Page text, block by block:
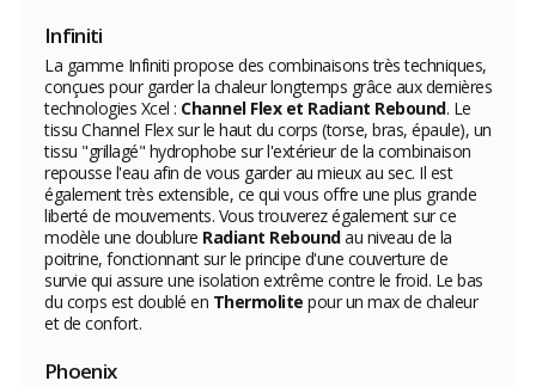
Infiniti
La gamme Infiniti propose des combinaisons très techniques,
conçues pour garder la chaleur longtemps grâce aux dernières
technologies Xcel : Channel Flex et Radiant Rebound. Le
tissu Channel Flex sur le haut du corps (torse, bras, épaule), un
tissu "grillagé" hydrophobe sur l'extérieur de la combinaison
repousse l'eau afin de vous garder au mieux au sec. Il est
également très extensible, ce qui vous offre une plus grande
liberté de mouvements. Vous trouverez également sur ce
modèle une doublure Radiant Reboundau niveau de la
poitrine, fonctionnant sur le principe d'une couverture de
survie qui assure une isolation extrême contre le froid. Le bas
du corps est doublé en Thermolite pour un max de chaleur
et de confort.
Phoenix